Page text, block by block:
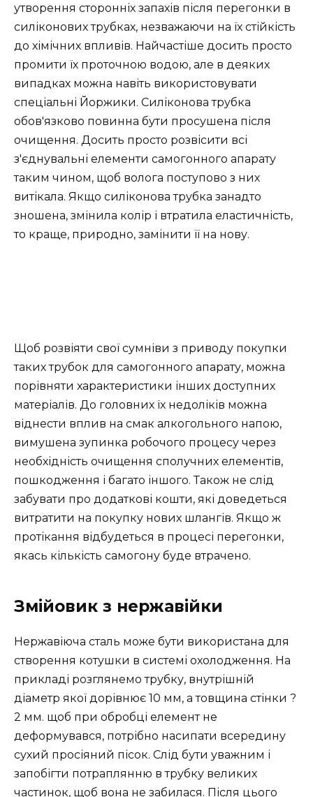
утворення сторонніх запахів після перегонки в
силіконових трубках, незважаючи на їх стійкість
до хімічних впливів. Найчастіше досить просто
промити їх проточною водою, але в деяких
випадках можна навіть використовувати
спеціальні Йоржики. Силіконова трубка
обов'язково повинна бути просушена після
очищення. Досить просто розвісити всі
з'єднувальні елементи самогонного апарату
таким чином, щоб волога поступово з них
витікала. Якщо силіконова трубка занадто
зношена, змінила колір і втратила еластичність,
то краще, природно, замінити її на нову.
Щоб розвіяти свої сумніви з приводу покупки
таких трубок для самогонного апарату, можна
порівняти характеристики інших доступних
матеріалів. До головних їх недоліків можна
віднести вплив на смак алкогольного напою,
вимушена зупинка робочого процесу через
необхідність очищення сполучних елементів,
пошкодження і багато іншого. Також не слід
забувати про додаткові кошти, які доведеться
витратити на покупку нових шлангів. Якщо ж
протікання відбудеться в процесі перегонки,
якась кількість самогону буде втрачено.
Змійовик з нержавійки
Нержавіюча сталь може бути використана для
створення котушки в системі охолодження. На
прикладі розглянемо трубку, внутрішній
діаметр якої дорівнює 10 мм, а товщина стінки ?
2 мм. щоб при обробці елемент не
деформувався, потрібно насипати всередину
сухий просіяний пісок. Слід бути уважним і
запобігти потраплянню в трубку великих
частинок, щоб вона не забилася. Після цього